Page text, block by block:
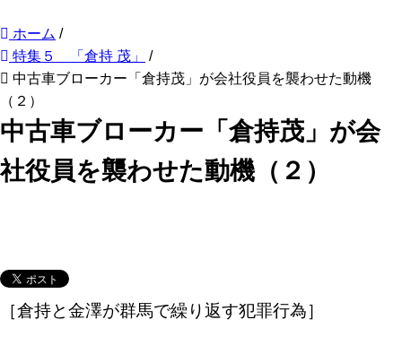
ホーム /
特集５ 「倉持 茂」
/
中古車ブローカー「倉持茂」が会社役員を襲わせた動機
（２）
中古車ブローカー「倉持茂」が会
社役員を襲わせた動機（２）
［倉持と金澤が群馬で繰り返す犯罪行為］